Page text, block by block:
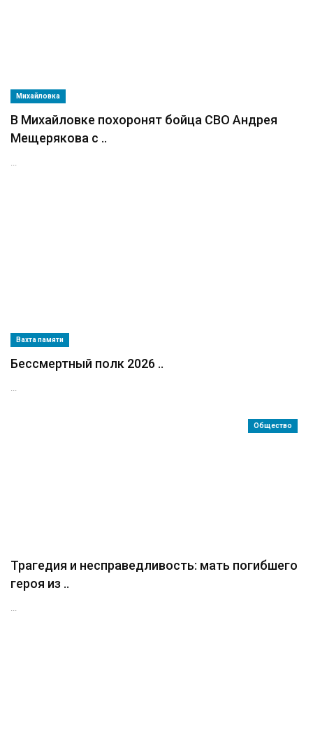
Михайловка
В Михайловке похоронят бойца СВО Андрея
Мещерякова с ..
...
Вахта памяти
Бессмертный полк 2026 ..
...
Общество
Трагедия и несправедливость: мать погибшего
героя из ..
...